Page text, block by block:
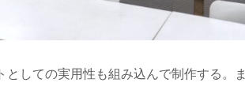
しての実用性も組み込んで制作する。ま